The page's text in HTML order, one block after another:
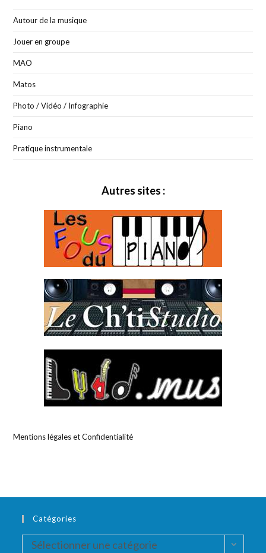
Autour de la musique
Jouer en groupe
MAO
Matos
Photo / Vidéo / Infographie
Piano
Pratique instrumentale
Autres sites :
Mentions légales et Confidentialité
Catégories
Catégories
Sélectionner une catégorie